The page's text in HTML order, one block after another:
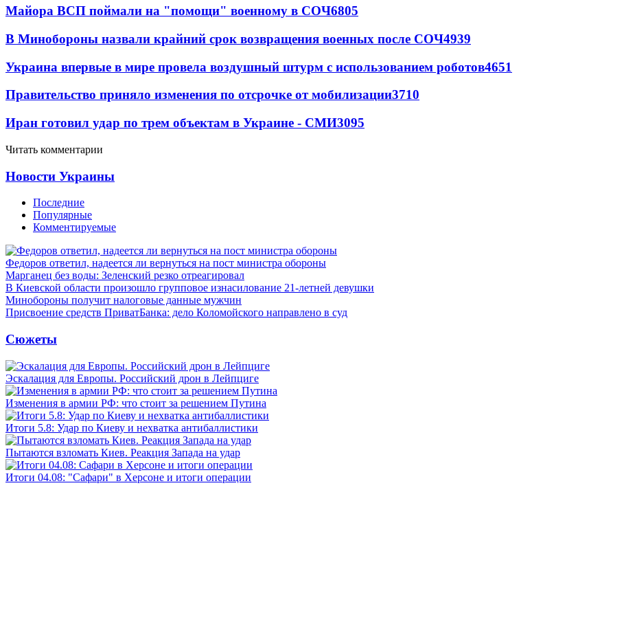
Майора ВСП поймали на "помощи" военному в СОЧ6805
В Минобороны назвали крайний срок возвращения военных после СОЧ4939
Украина впервые в мире провела воздушный штурм с использованием роботов4651
Правительство приняло изменения по отсрочке от мобилизации3710
Иран готовил удар по трем объектам в Украине - СМИ3095
Читать комментарии
Новости Украины
Последние
Популярные
Комментируемые
Федоров ответил, надеется ли вернуться на пост министра обороны
Марганец без воды: Зеленский резко отреагировал
В Киевской области произошло групповое изнасилование 21-летней девушки
Минобороны получит налоговые данные мужчин
Присвоение средств ПриватБанка: дело Коломойского направлено в суд
Сюжеты
Эскалация для Европы. Российский дрон в Лейпциге
Изменения в армии РФ: что стоит за решением Путина
Итоги 5.8: Удар по Киеву и нехватка антибаллистики
Пытаются взломать Киев. Реакция Запада на удар
Итоги 04.08: "Сафари" в Херсоне и итоги операции